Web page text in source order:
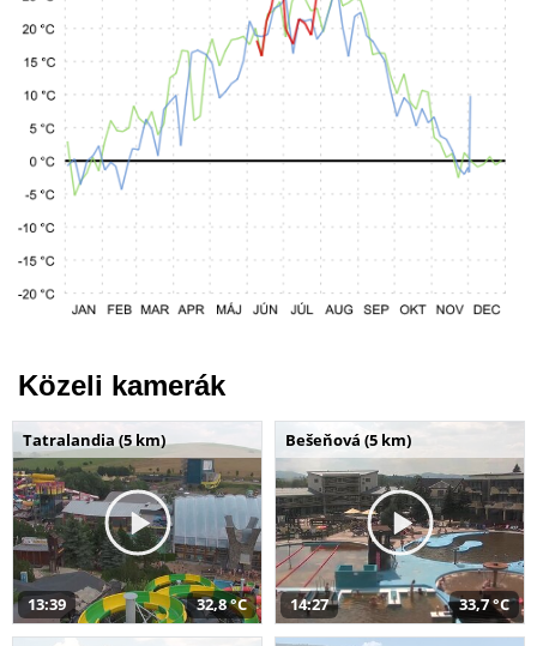
Közeli kamerák
Tatralandia (5 km)
13:39 32,8 °C
Bešeňová (5 km)
14:27 33,7 °C